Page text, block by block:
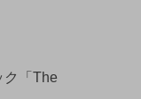
ク「The